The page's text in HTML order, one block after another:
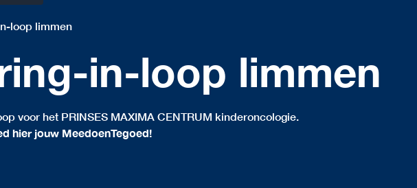
loop limmen
in-loop limmen
voor het PRINSES MAXIMA CENTRUM kinderoncologie.
hier jouw MeedoenTegoed!